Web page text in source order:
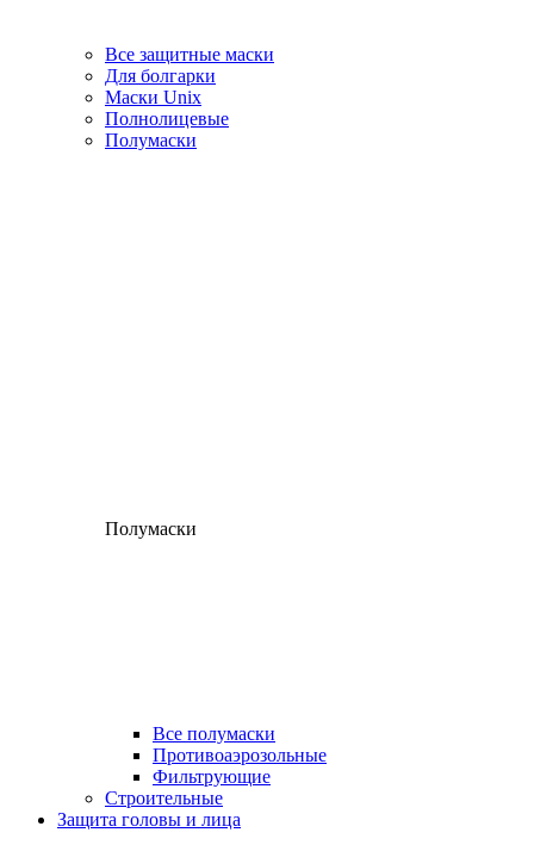
Все защитные маски
Для болгарки
Маски Unix
Полнолицевые
Полумаски
Полумаски
Все полумаски
Противоаэрозольные
Фильтрующие
Строительные
Защита головы и лица